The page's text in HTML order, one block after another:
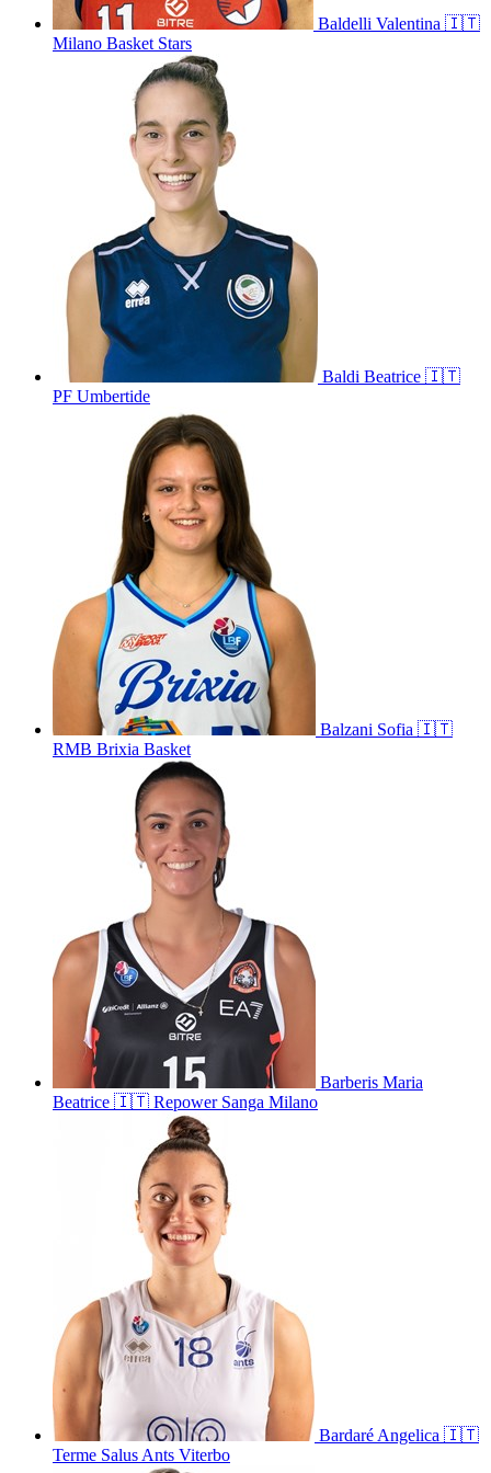
Baldelli Valentina 🇮🇹
Milano Basket Stars
Baldi Beatrice 🇮🇹
PF Umbertide
Balzani Sofia 🇮🇹
RMB Brixia Basket
Barberis Maria
Beatrice 🇮🇹 Repower Sanga Milano
Bardaré Angelica 🇮🇹
Terme Salus Ants Viterbo